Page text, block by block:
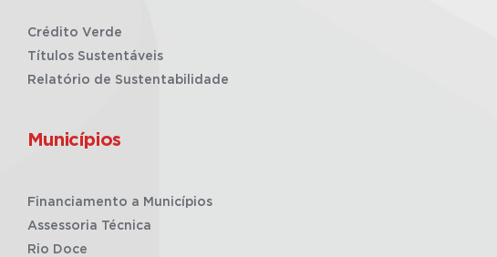
Crédito Verde
Títulos Sustentáveis
Relatório de Sustentabilidade
Municípios
Financiamento a Municípios
Assessoria Técnica
Rio Doce